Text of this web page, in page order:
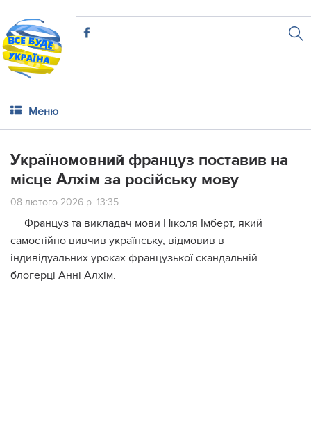
Меню
Україномовний француз поставив на
місце Алхім за російську мову
08 лютого 2026 р. 13:35
Француз та викладач мови Ніколя Імберт, який
самостійно вивчив українську, відмовив в
індивідуальних уроках французької скандальній
блогерці Анні Алхім.